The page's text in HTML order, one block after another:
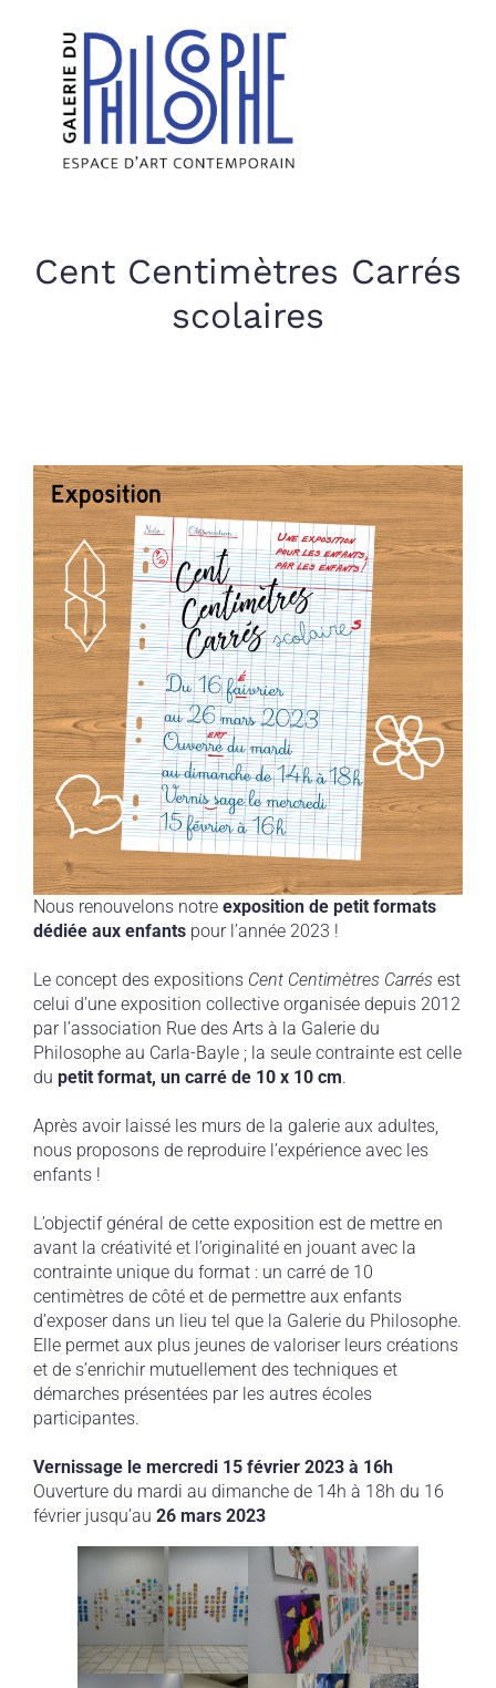
Cent Centimètres Carrés
scolaires
Nous renouvelons notre exposition de petit formats
dédiée aux enfants pour l’année 2023 !
Le concept des expositions Cent Centimètres Carrés est
celui d’une exposition collective organisée depuis 2012
par l’association Rue des Arts à la Galerie du
Philosophe au Carla-Bayle ; la seule contrainte est celle
du petit format, un carré de 10 x 10 cm.
Après avoir laissé les murs de la galerie aux adultes,
nous proposons de reproduire l’expérience avec les
enfants !
L’objectif général de cette exposition est de mettre en
avant la créativité et l’originalité en jouant avec la
contrainte unique du format : un carré de 10
centimètres de côté et de permettre aux enfants
d’exposer dans un lieu tel que la Galerie du Philosophe.
Elle permet aux plus jeunes de valoriser leurs créations
et de s’enrichir mutuellement des techniques et
démarches présentées par les autres écoles
participantes.
Vernissage le mercredi 15 février 2023 à 16h
Ouverture du mardi au dimanche de 14h à 18h du 16
février jusqu’au 26 mars 2023